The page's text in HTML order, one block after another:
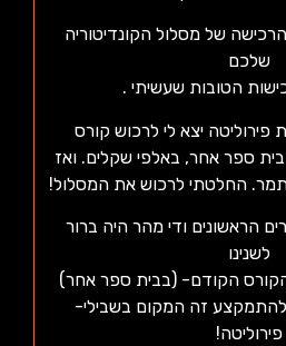
של מסלול הקונדיטוריה
שלכם
הטובות שעשיתי .
פירוליטה יצא לי לרכוש קורס
בית ספר אחר, באלפי שקלים. ואז
תמר. החלטתי לרכוש את המסלול!
הראשונים ודי מהר היה ברור
לשנינו
הקודם- (בבית ספר אחר)
זה המקום בשבילי-
פירוליטה!